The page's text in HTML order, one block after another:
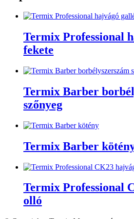
Termix Professional
fekete
Termix Barber
szőnyeg
Termix Barber
Termix Professional
olló